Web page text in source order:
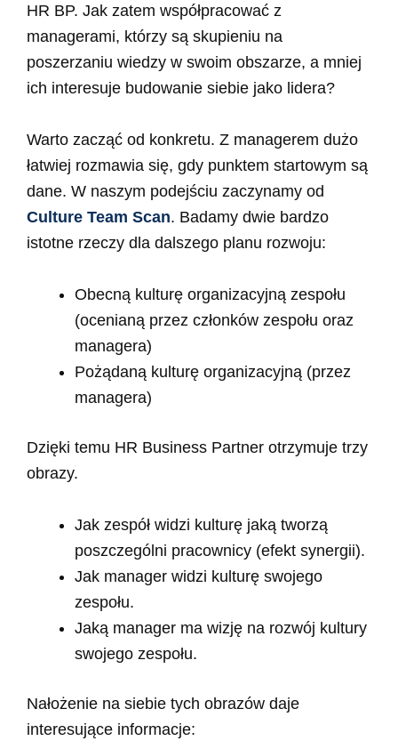
HR BP. Jak zatem współpracować z
managerami, którzy są skupieniu na
poszerzaniu wiedzy w swoim obszarze, a mniej
ich interesuje budowanie siebie jako lidera?
Warto zacząć od konkretu. Z managerem dużo
łatwiej rozmawia się, gdy punktem startowym są
dane. W naszym podejściu zaczynamy od
Culture Team Scan. Badamy dwie bardzo
istotne rzeczy dla dalszego planu rozwoju:
Obecną kulturę organizacyjną zespołu
(ocenianą przez członków zespołu oraz
managera)
Pożądaną kulturę organizacyjną (przez
managera)
Dzięki temu HR Business Partner otrzymuje trzy
obrazy.
Jak zespół widzi kulturę jaką tworzą
poszczególni pracownicy (efekt synergii).
Jak manager widzi kulturę swojego
zespołu.
Jaką manager ma wizję na rozwój kultury
swojego zespołu.
Nałożenie na siebie tych obrazów daje
interesujące informacje: